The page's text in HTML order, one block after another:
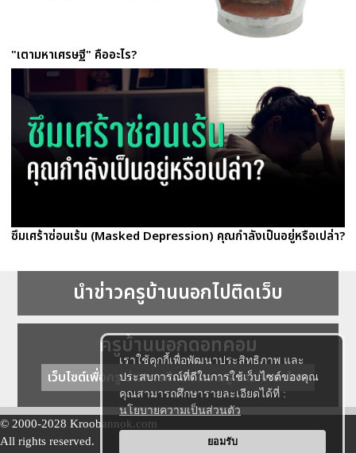
เราใช้คุกกี้เพื่อพัฒนาประสิทธิภาพ และ
ประสบการณ์ที่ดีในการใช้เว็บไซต์ของคุณ
คุณสามารถศึกษารายละเอียดได้ที่ :
นโยบายความเป็นส่วนตัว
ยอมรับ
"เตามหาเศรษฐี" คืออะไร?
ซึมเศร้าซ่อนเร้น (Masked Depression) คุณกำลังเป็นอยู่หรือเปล่า?
นำข่าวครูบ้านนอกไปติดเว็บ
ครูบ้านนอกดอทคอม
เว็บไซต์เพื่อครู ข่าวการศึกษา ความรู้ การศึกษาไทย
© 2000-2028 Kroobannok.com
All rights reserved.